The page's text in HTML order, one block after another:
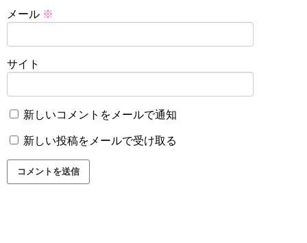
メール ※
サイト
新しいコメントをメールで通知
新しい投稿をメールで受け取る